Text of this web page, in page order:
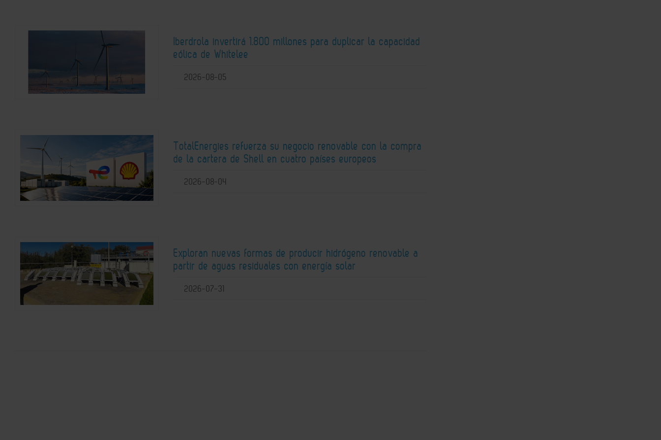
Iberdrola invertirá 1.800 millones para duplicar la capacidad
eólica de Whitelee
2026-08-05
TotalEnergies refuerza su negocio renovable con la compra
de la cartera de Shell en cuatro países europeos
2026-08-04
Exploran nuevas formas de producir hidrógeno renovable a
partir de aguas residuales con energía solar
2026-07-31